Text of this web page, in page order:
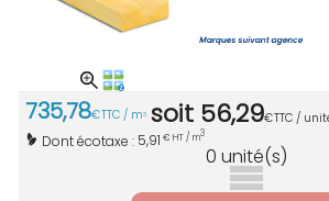
735,78€TTC / m3 soit 56,29€TTC /
Dont écotaxe : 5,91 € HT / m3
0 unité(s)